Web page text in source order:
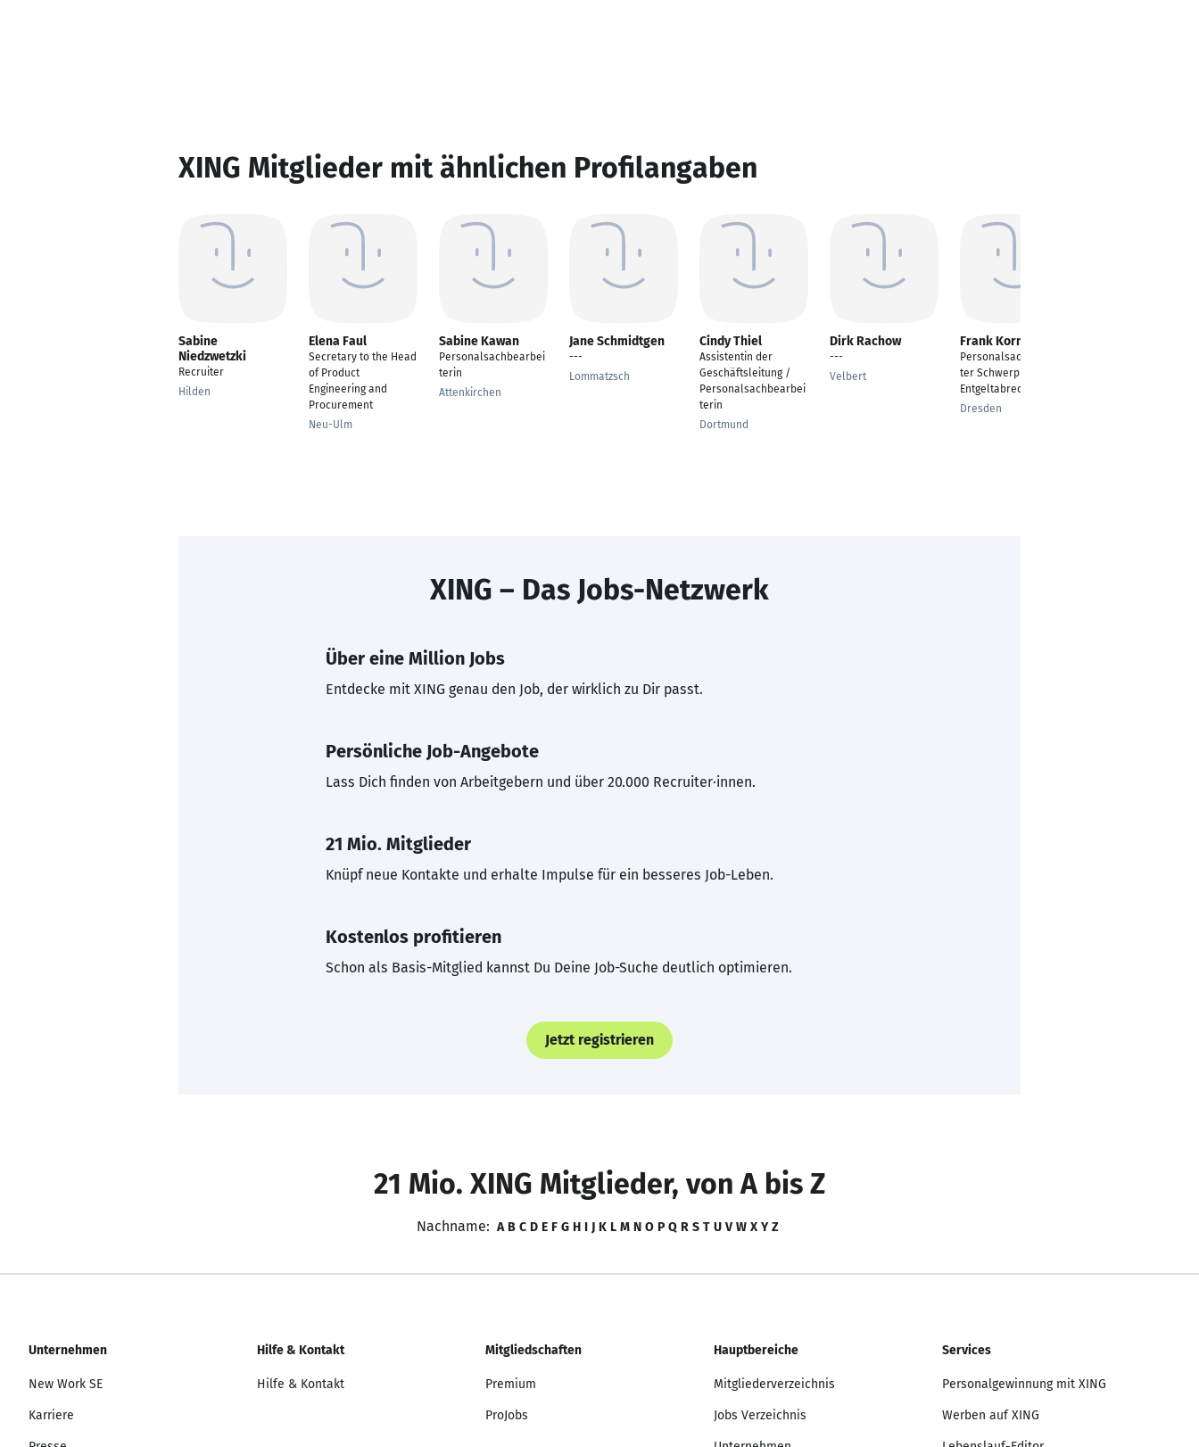
XING Mitglieder mit ähnlichen Profilangaben
Sabine
Niedzwetzki
Recruiter
Hilden
Elena Faul
Secretary to the Head
of Product
Engineering and
Procurement
Neu-Ulm
Sabine Kawan
Personalsachbearbei
terin
Attenkirchen
Jane Schmidtgen
---
Lommatzsch
Cindy Thiel
Assistentin der
Geschäftsleitung /
Personalsachbearbei
terin
Dortmund
Dirk Rachow
---
Velbert
Frank Kornau
Personalsachbearbei
ter Schwerpunkt
Entgeltabrechnung
Dresden
XING – Das Jobs-Netzwerk
Über eine Million Jobs
Entdecke mit XING genau den Job, der wirklich zu Dir passt.
Persönliche Job-Angebote
Lass Dich finden von Arbeitgebern und über 20.000 Recruiter·innen.
21 Mio. Mitglieder
Knüpf neue Kontakte und erhalte Impulse für ein besseres Job-Leben.
Kostenlos profitieren
Schon als Basis-Mitglied kannst Du Deine Job-Suche deutlich optimieren.
Jetzt registrieren
21 Mio. XING Mitglieder, von A bis Z
Nachname: A B C D E F G H I J K L M N O P Q R S T U V W X Y Z
Unternehmen
New Work SE
Karriere
Hilfe & Kontakt
Hilfe & Kontakt
Mitgliedschaften
Premium
ProJobs
Hauptbereiche
Mitgliederverzeichnis
Jobs Verzeichnis
Services
Personalgewinnung mit XING
Werben auf XING